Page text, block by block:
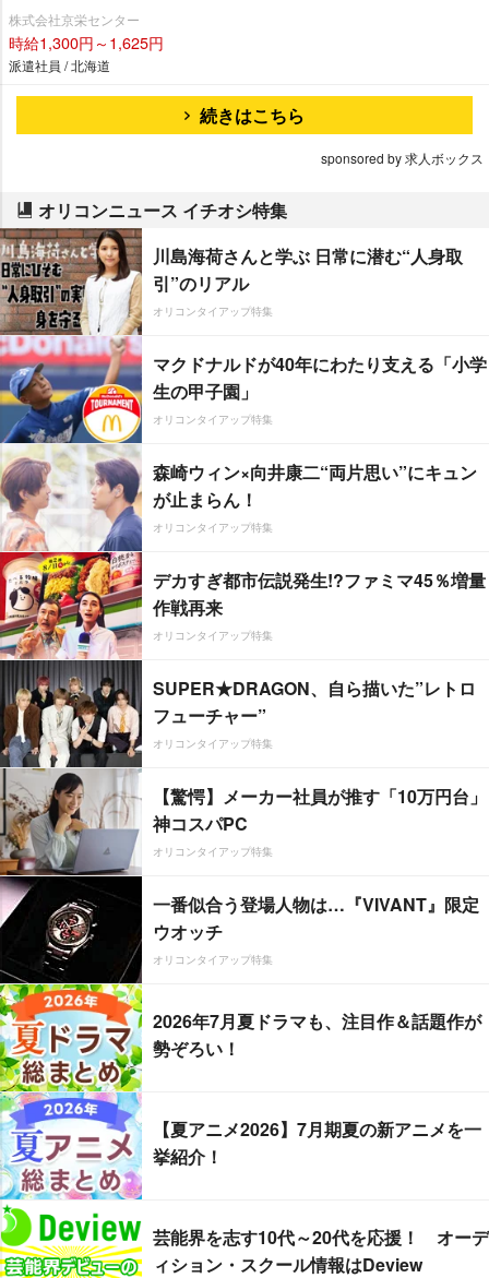
株式会社京栄センター
時給1,300円～1,625円
派遣社員 / 北海道
続きはこちら
sponsored by 求人ボックス
オリコンニュース イチオシ特集
川島海荷さんと学ぶ 日常に潜む“人身取
引”のリアル
オリコンタイアップ特集
マクドナルドが40年にわたり支える「小学
生の甲子園」
オリコンタイアップ特集
森崎ウィン×向井康二“両片思い”にキュン
が止まらん！
オリコンタイアップ特集
デカすぎ都市伝説発生!?ファミマ45％増量
作戦再来
オリコンタイアップ特集
SUPER★DRAGON、自ら描いた”レトロ
フューチャー”
オリコンタイアップ特集
【驚愕】メーカー社員が推す「10万円台」
神コスパPC
オリコンタイアップ特集
一番似合う登場人物は…『VIVANT』限定
ウオッチ
オリコンタイアップ特集
2026年7月夏ドラマも、注目作＆話題作が
勢ぞろい！
【夏アニメ2026】7月期夏の新アニメを一
挙紹介！
芸能界を志す10代～20代を応援！ オーデ
ィション・スクール情報はDeview